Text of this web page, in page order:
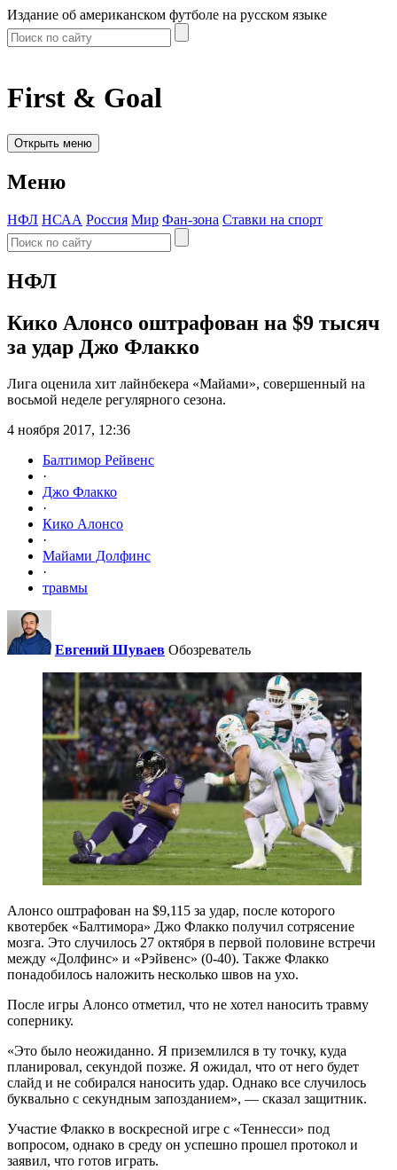
Издание об американском футболе на русском языке
First & Goal
Открыть меню
Меню
НФЛ НСАА Россия Мир Фан-зона Ставки на спорт
НФЛ
Кико Алонсо оштрафован на $9 тысяч
за удар Джо Флакко
Лига оценила хит лайнбекера «Майами», совершенный на
восьмой неделе регулярного сезона.
4 ноября 2017, 12:36
Балтимор Рейвенс
·
Джо Флакко
·
Кико Алонсо
·
Майами Долфинс
·
травмы
Евгений Шуваев Обозреватель
Алонсо оштрафован на $9,115 за удар, после которого
квотербек «Балтимора» Джо Флакко получил сотрясение
мозга. Это случилось 27 октября в первой половине встречи
между «Долфинс» и «Рэйвенс» (0-40). Также Флакко
понадобилось наложить несколько швов на ухо.
После игры Алонсо отметил, что не хотел наносить травму
сопернику.
«Это было неожиданно. Я приземлился в ту точку, куда
планировал, секундой позже. Я ожидал, что от него будет
слайд и не собирался наносить удар. Однако все случилось
буквально с секундным запозданием», — сказал защитник.
Участие Флакко в воскресной игре с «Теннесси» под
вопросом, однако в среду он успешно прошел протокол и
заявил, что готов играть.